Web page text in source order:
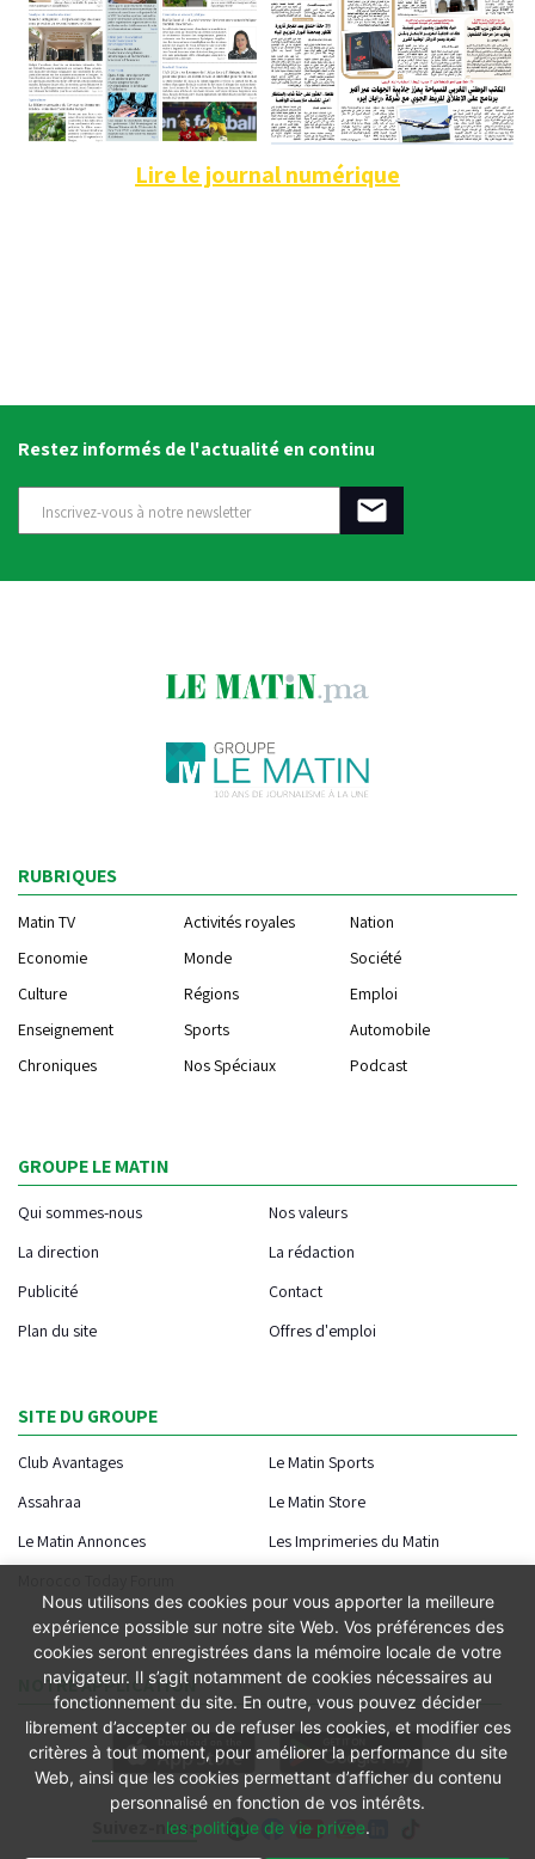
Lire le journal numérique
Restez informés de l'actualité en continu
Suivez-nous
RUBRIQUES
Matin TV Activités royales
Nation
Economie
Monde
Société
Culture
Régions
Emploi
Enseignement
Sports
Automobile
Chroniques
Nos Spéciaux Podcast
GROUPE LE MATIN
Qui sommes-nous
Nos valeurs
La direction
La rédaction
Publicité
Contact
Plan du site
Offres d'emploi
SITE DU GROUPE
Club Avantages
Le Matin Sports
Assahraa
Le Matin Store
Le Matin Annonces
Les Imprimeries du Matin
NOTRE APPLICATION
Nous utilisons des cookies pour vous apporter la meilleure
expérience possible sur notre site Web. Vos préférences des
cookies seront enregistrées dans la mémoire locale de votre
navigateur. Il s’agit notamment de cookies nécessaires au
fonctionnement du site. En outre, vous pouvez décider
librement d’accepter ou de refuser les cookies, et modifier ces
critères à tout moment, pour améliorer la performance du site
Web, ainsi que les cookies permettant d’afficher du contenu
personnalisé en fonction de vos intérêts.
les politique de vie privee.